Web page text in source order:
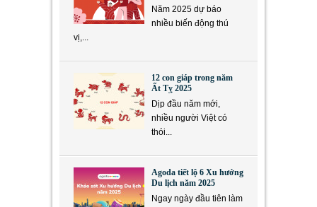
Năm 2025 dự báo
nhiều biến động thú
vị,...
12 con giáp trong năm
Ất Tỵ 2025
Dịp đầu năm mới,
nhiều người Việt có
thói...
Agoda tiết lộ 6 Xu hướng
Du lịch năm 2025
Ngay ngày đầu tiên làm